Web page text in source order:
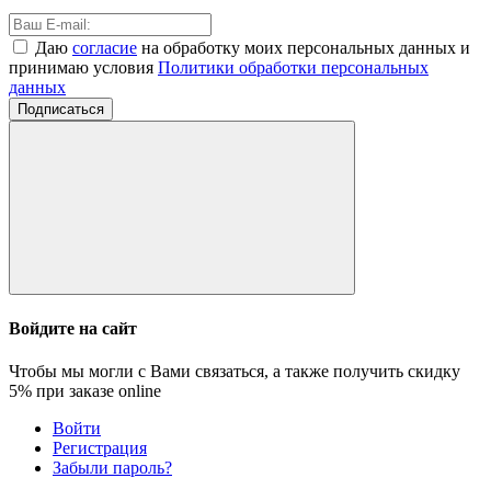
Даю согласие на обработку моих персональных данных и
принимаю условия Политики обработки персональных
данных
Подписаться
Войдите на сайт
Чтобы мы могли с Вами связаться, а также получить скидку
5% при заказе online
Войти
Регистрация
Забыли пароль?